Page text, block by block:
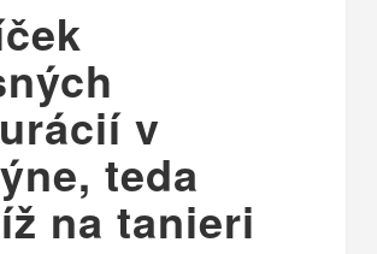
v
teda
na tanieri